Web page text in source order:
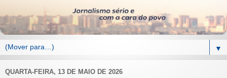
▼
QUARTA-FEIRA, 13 DE MAIO DE 2026